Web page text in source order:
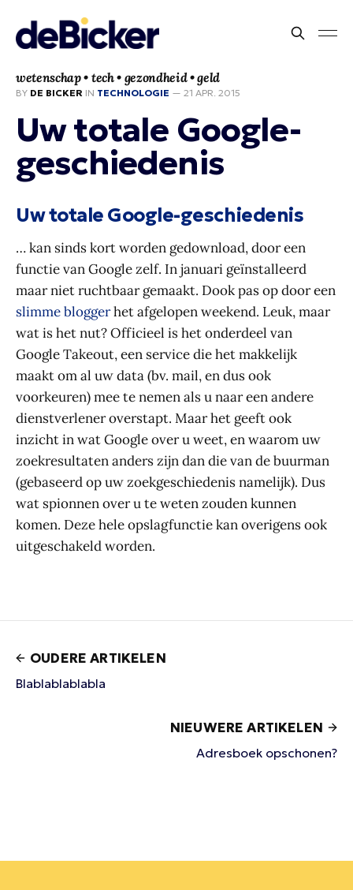
wetenschap • tech • gezondheid • geld
BY DE BICKER IN TECHNOLOGIE — 21 APR. 2015
Uw totale Google-
geschiedenis
Uw totale Google-geschiedenis
… kan sinds kort worden gedownload, door een
functie van Google zelf. In januari geïnstalleerd
maar niet ruchtbaar gemaakt. Dook pas op door een
slimme bloggerhet afgelopen weekend. Leuk, maar
wat is het nut? Officieel is het onderdeel van
Google Takeout, een service die het makkelijk
maakt om al uw data (bv. mail, en dus ook
voorkeuren) mee te nemen als u naar een andere
dienstverlener overstapt. Maar het geeft ook
inzicht in wat Google over u weet, en waarom uw
zoekresultaten anders zijn dan die van de buurman
(gebaseerd op uw zoekgeschiedenis namelijk). Dus
wat spionnen over u te weten zouden kunnen
komen. Deze hele opslagfunctie kan overigens ook
uitgeschakeld worden.
OUDERE ARTIKELEN
Blablablablabla
NIEUWERE ARTIKELEN
Adresboek opschonen?